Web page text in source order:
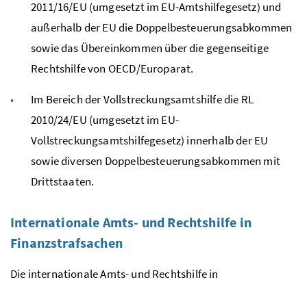
2011/16/EU (umgesetzt im EU-Amtshilfegesetz) und
außerhalb der EU die Doppelbesteuerungsabkommen
sowie das Übereinkommen über die gegenseitige
Rechtshilfe von OECD/Europarat.
Im Bereich der Vollstreckungsamtshilfe die RL
2010/24/EU (umgesetzt im EU-
Vollstreckungsamtshilfegesetz) innerhalb der EU
sowie diversen Doppelbesteuerungsabkommen mit
Drittstaaten.
Internationale Amts- und Rechtshilfe in
Finanzstrafsachen
Die internationale Amts- und Rechtshilfe in